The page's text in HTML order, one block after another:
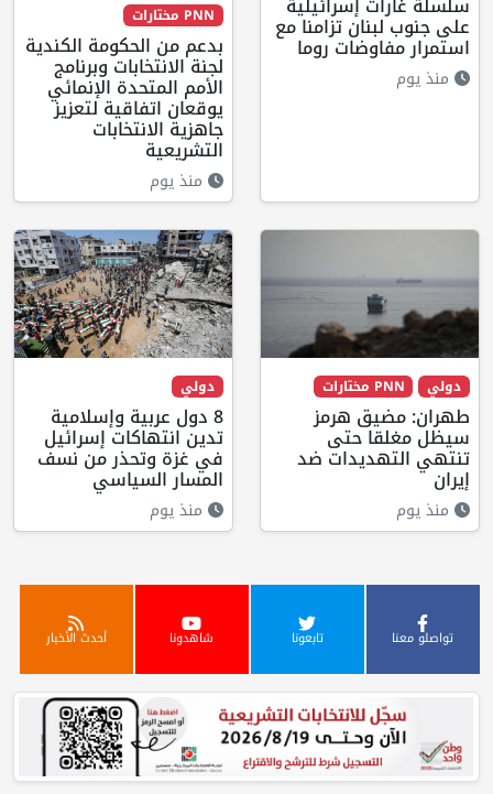
على جنوب لبنان تزامنا مع
استمرار مفاوضات روما
منذ يوم
PNN مختارات
بدعم من الحكومة الكندية
لجنة الانتخابات وبرنامج
الأمم المتحدة الإنمائي
يوقعان اتفاقية لتعزيز
جاهزية الانتخابات
التشريعية
منذ يوم
دولي PNN مختارات
طهران: مضيق هرمز
سيظل مغلقا حتى
تنتهي التهديدات ضد
إيران
منذ يوم
دولي
8 دول عربية وإسلامية
تدين انتهاكات إسرائيل
في غزة وتحذر من نسف
المسار السياسي
منذ يوم
تواصلو معنا تابعونا شاهدونا أحدث الأخبار